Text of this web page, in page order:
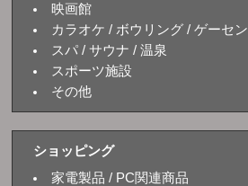
映画館
カラオケ / ボウリング / ゲーセン
スパ / サウナ / 温泉
スポーツ施設
その他
ショッピング
家電製品 / PC関連商品